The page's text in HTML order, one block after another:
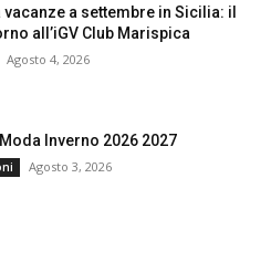
vacanze a settembre in Sicilia: il
all’iGV Club Marispica
Agosto 4, 2026
Inverno 2026 2027
Agosto 3, 2026